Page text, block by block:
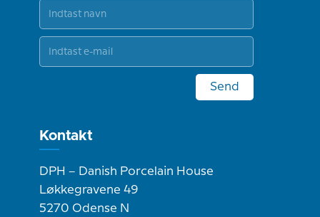
Send
Kontakt
DPH – Danish Porcelain House
Løkkegravene 49
5270 Odense N